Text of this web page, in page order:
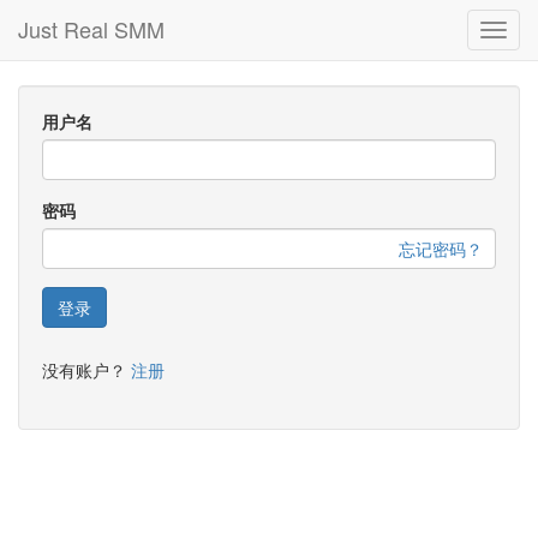
Just Real SMM
用户名
密码
忘记密码？
登录
没有账户？ 注册